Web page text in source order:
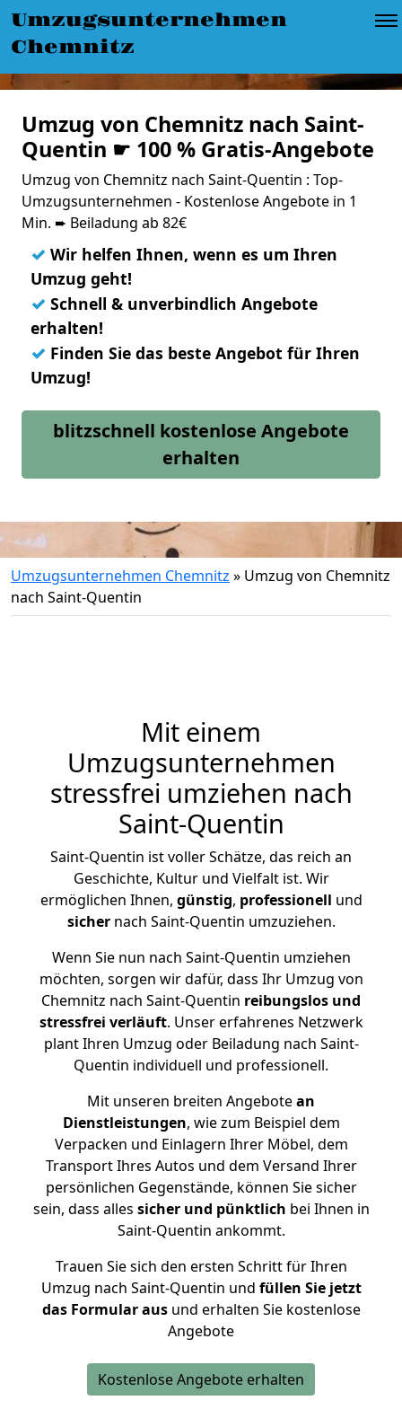
Umzugsunternehmen
Chemnitz
Umzug von Chemnitz nach Saint-
Quentin ☛ 100 % Gratis-Angebote
Umzug von Chemnitz nach Saint-Quentin : Top-
Umzugsunternehmen - Kostenlose Angebote in 1
Min. ➨ Beiladung ab 82€
✓ Wir helfen Ihnen, wenn es um Ihren
Umzug geht!
✓ Schnell & unverbindlich Angebote
erhalten!
✓ Finden Sie das beste Angebot für Ihren
Umzug!
blitzschnell kostenlose Angebote
erhalten
Umzugsunternehmen Chemnitz » Umzug von Chemnitz
nach Saint-Quentin
Mit einem
Umzugsunternehmen
stressfrei umziehen nach
Saint-Quentin
Saint-Quentin ist voller Schätze, das reich an
Geschichte, Kultur und Vielfalt ist. Wir
ermöglichen Ihnen, günstig, professionell und
sichernach Saint-Quentin umzuziehen.
Wenn Sie nun nach Saint-Quentin umziehen
möchten, sorgen wir dafür, dass Ihr Umzug von
Chemnitz nach Saint-Quentin reibungslos und
stressfrei verläuft. Unser erfahrenes Netzwerk
plant Ihren Umzug oder Beiladung nach Saint-
Quentin individuell und professionell.
Mit unseren breiten Angebotean
Dienstleistungen, wie zum Beispiel dem
Verpacken und Einlagern Ihrer Möbel, dem
Transport Ihres Autos und dem Versand Ihrer
persönlichen Gegenstände, können Sie sicher
sein, dass alles sicher und pünktlich bei Ihnen in
Saint-Quentin ankommt.
Trauen Sie sich den ersten Schritt für Ihren
Umzug nach Saint-Quentin und füllen Sie jetzt
das Formular ausund erhalten Sie kostenlose
Angebote
Kostenlose Angebote erhalten